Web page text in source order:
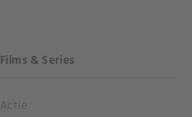
Films & Series
Actie